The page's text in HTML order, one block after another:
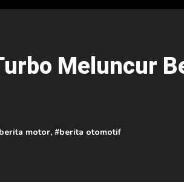
Meluncur
berita motor, #berita otomotif